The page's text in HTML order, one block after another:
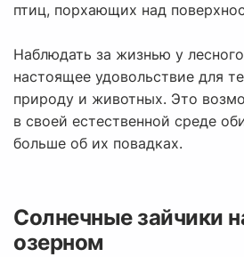
птиц, порхающих над
Наблюдать за жизнью у
настоящее удовольствие для
природу и животных. Это
в своей естественной среде
больше об их повадках.
Солнечные зайчики
озерном